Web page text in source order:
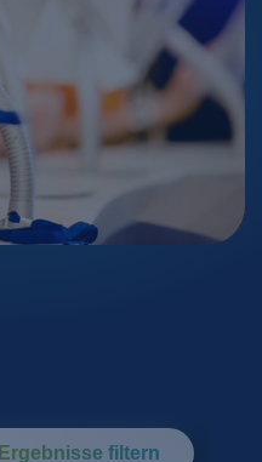
Ergebnisse filtern